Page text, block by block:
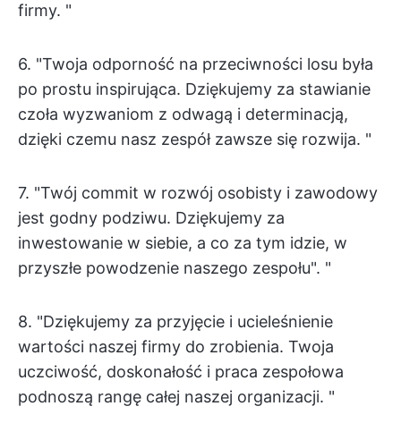
firmy. "
6. "Twoja odporność na przeciwności losu była
po prostu inspirująca. Dziękujemy za stawianie
czoła wyzwaniom z odwagą i determinacją,
dzięki czemu nasz zespół zawsze się rozwija. "
7. "Twój commit w rozwój osobisty i zawodowy
jest godny podziwu. Dziękujemy za
inwestowanie w siebie, a co za tym idzie, w
przyszłe powodzenie naszego zespołu". "
8. "Dziękujemy za przyjęcie i ucieleśnienie
wartości naszej firmy do zrobienia. Twoja
uczciwość, doskonałość i praca zespołowa
podnoszą rangę całej naszej organizacji. "